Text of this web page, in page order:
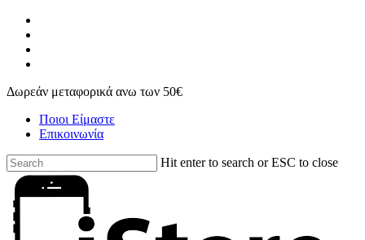
Skip
main
content
Δωρεάν μεταφορικά ανω των 50€
Ποιοι Είμαστε
Επικοινωνία
Hit enter to search or ESC to close
Close
Search